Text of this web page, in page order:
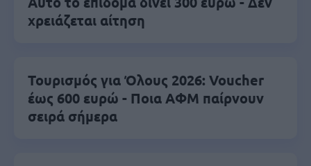
χρειάζεται αίτηση
Τουρισμός για Όλους 2026: Voucher
έως 600 ευρώ - Ποια ΑΦΜ παίρνουν
σειρά σήμερα